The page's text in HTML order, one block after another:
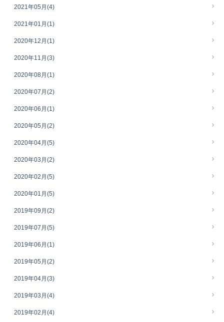
2021年05月 (4)
2021年01月 (1)
2020年12月 (1)
2020年11月 (3)
2020年08月 (1)
2020年07月 (2)
2020年06月 (1)
2020年05月 (2)
2020年04月 (5)
2020年03月 (2)
2020年02月 (5)
2020年01月 (5)
2019年09月 (2)
2019年07月 (5)
2019年06月 (1)
2019年05月 (2)
2019年04月 (3)
2019年03月 (4)
2019年02月 (4)